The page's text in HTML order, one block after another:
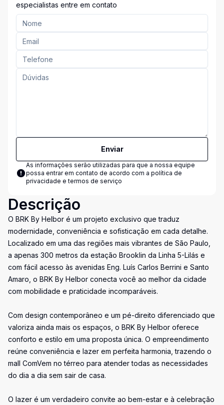
especialistas entre em contato
Enviar
As informações serão utilizadas para que a nossa equipe
possa entrar em contato de acordo com a política de
privacidade e termos de serviço
Descrição
O BRK By Helbor é um projeto exclusivo que traduz
modernidade, conveniência e sofisticação em cada detalhe.
Localizado em uma das regiões mais vibrantes de São Paulo,
a apenas 300 metros da estação Brooklin da Linha 5-Lilás e
com fácil acesso às avenidas Eng. Luís Carlos Berrini e Santo
Amaro, o BRK By Helbor conecta você ao melhor da cidade
com mobilidade e praticidade incomparáveis.
Com design contemporâneo e um pé-direito diferenciado que
valoriza ainda mais os espaços, o BRK By Helbor oferece
conforto e estilo em uma proposta única. O empreendimento
reúne conveniência e lazer em perfeita harmonia, trazendo o
mall ComVem no térreo para atender todas as necessidades
do dia a dia sem sair de casa.
O lazer é um verdadeiro convite ao bem-estar e à celebração